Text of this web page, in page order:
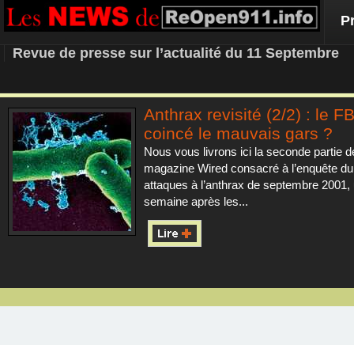
REOPEN911 – NEWS
Revue de presse sur l’actualité du 11 Septembre
Anthrax revisité (2/2) : le
coincé le mauvais gars ?
Nous vous livrons ici la seconde partie
magazine Wired consacré à l’enquête
attaques à l’anthrax de septembre 2001,
semaine après les...